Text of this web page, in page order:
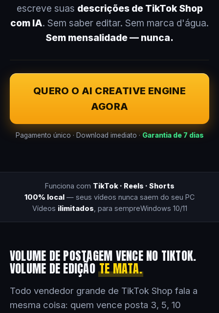
escreve suas descrições de TikTok Shop
com IA. Sem saber editar. Sem marca d'água.
Sem mensalidade — nunca.
QUERO O AI CREATIVE ENGINE
AGORA
Pagamento único · Download imediato · Garantia de 7 dias
Funciona com TikTok · Reels · Shorts
100% local — seus vídeos nunca saem do seu PC
Vídeos ilimitados , para sempreWindows 10/11
VOLUME DE POSTAGEM VENCE NO TIKTOK.
VOLUME DE EDIÇÃOTE MATA.
Todo vendedor grande de TikTok Shop fala a
mesma coisa: quem vence posta 3, 5, 10